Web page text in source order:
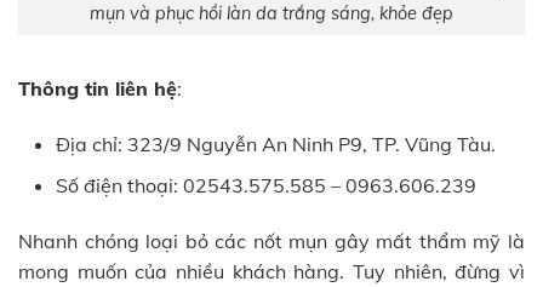
mụn và phục hồi làn da trắng sáng, khỏe đẹp
Thông tin liên hệ:
Địa chỉ: 323/9 Nguyễn An Ninh P9, TP. Vũng Tàu.
Số điện thoại: 02543.575.585 – 0963.606.239
Nhanh chóng loại bỏ các nốt mụn gây mất thẩm mỹ là
mong muốn của nhiều khách hàng. Tuy nhiên, đừng vì